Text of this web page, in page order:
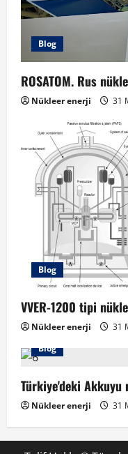
Blog
ROSATOM. Rus
Nükleer enerji 31
Blog
VVER-1200 tipi
Nükleer enerji 31
Blog
Türkiye'deki
Nükleer enerji 31